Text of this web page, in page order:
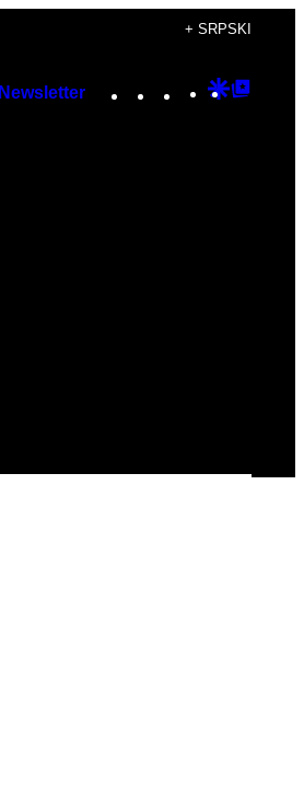
+ SRPSKI
Newsletter Instagram
TikTok
YouTube
Google